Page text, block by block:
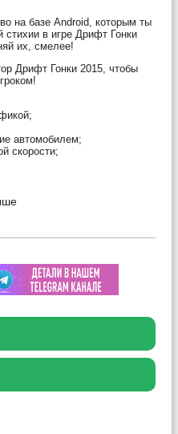
на базе Android, которым ты
стихии в игре Дрифт Гонки
их, смелее!
Дрифт Гонки 2015, чтобы
автомобилем;
скорости;